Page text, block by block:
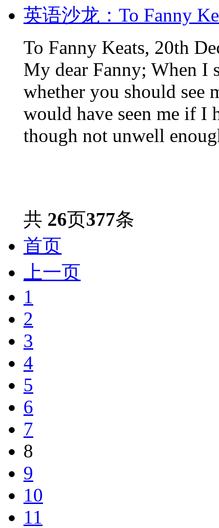
英语沙龙：To Fanny
To Fanny Keats, 20th
My dear Fanny; When I
whether you should see
would have seen me if I
though not unwell
共 26页377条
首页
上一页
1
2
3
4
5
6
7
8
9
10
11